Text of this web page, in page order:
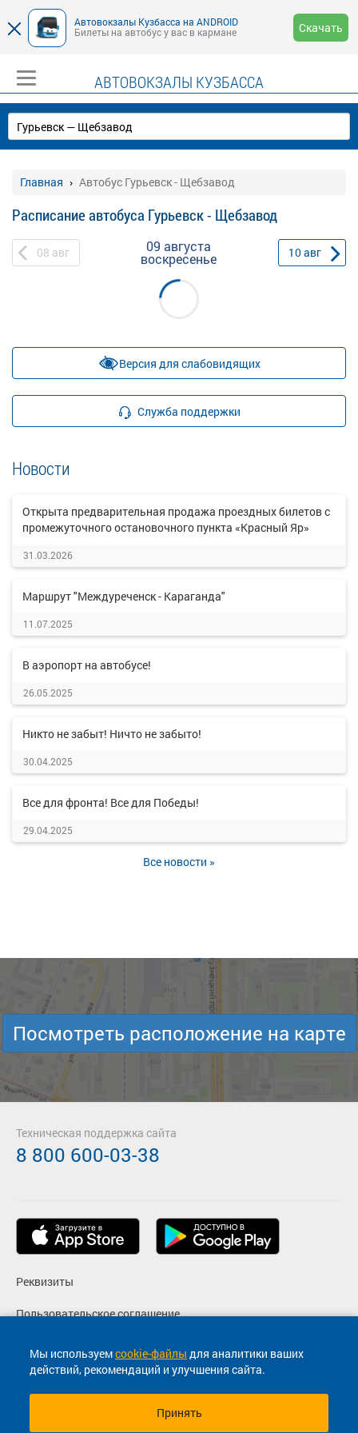
Автовокзалы Кузбасса на ANDROID
Билеты на автобус у вас в кармане
Скачать
АВТОВОКЗАЛЫ КУЗБАССА
Главная Автобус Гурьевск - Щебзавод
Расписание автобуса Гурьевск - Щебзавод
08 авг 09 августа
воскресенье 10авг
Версия для слабовидящих
Служба поддержки
Новости
Открыта предварительная продажа проездных билетов с
промежуточного остановочного пункта «Красный Яр»
31.03.2026
Маршрут "Междуреченск - Караганда"
11.07.2025
В аэропорт на автобусе!
26.05.2025
Никто не забыт! Ничто не забыто!
30.04.2025
Все для фронта! Все для Победы!
29.04.2025
Все новости »
Мы используемcookie-файлы для аналитики ваших
действий, рекомендаций и улучшения сайта.
Принять
Посмотреть расположение на карте
Реквизиты
Пользовательское соглашение
Политика конфиденциальности
Согласие на маркетинговые сообщения
Техническая поддержка сайта
8 800 600-03-38
© 2013-2026, ООО "Капитал"- Онлайн сервис продажи